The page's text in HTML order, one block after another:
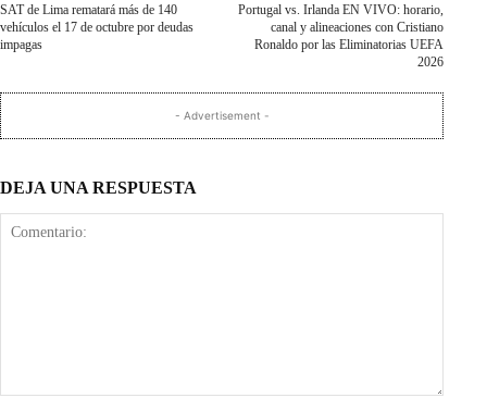
SAT de Lima rematará más de 140
vehículos el 17 de octubre por deudas
impagas
Portugal vs. Irlanda EN VIVO: horario,
canal y alineaciones con Cristiano
Ronaldo por las Eliminatorias UEFA
2026
- Advertisement -
DEJA UNA RESPUESTA